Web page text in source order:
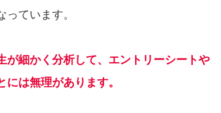
っています。
が細かく分析して、エントリーシートや
には無理があります。